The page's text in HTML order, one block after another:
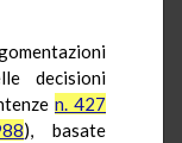
decisioni
n. 427
), basate